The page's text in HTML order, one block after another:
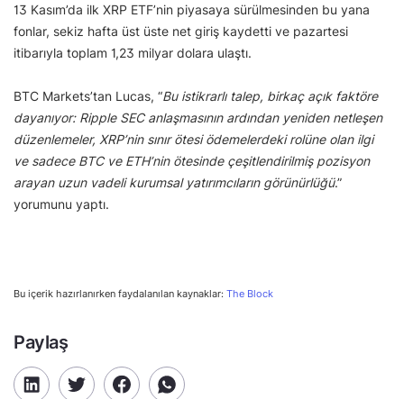
13 Kasım’da ilk XRP ETF’nin piyasaya sürülmesinden bu yana
fonlar, sekiz hafta üst üste net giriş kaydetti ve pazartesi
itibarıyla toplam 1,23 milyar dolara ulaştı.
BTC Markets’tan Lucas, “Bu istikrarlı talep, birkaç açık faktöre
dayanıyor: Ripple SEC anlaşmasının ardından yeniden netleşen
düzenlemeler, XRP’nin sınır ötesi ödemelerdeki rolüne olan ilgi
ve sadece BTC ve ETH’nin ötesinde çeşitlendirilmiş pozisyon
arayan uzun vadeli kurumsal yatırımcıların görünürlüğü.”
yorumunu yaptı.
Bu içerik hazırlanırken faydalanılan kaynaklar: The Block
Paylaş